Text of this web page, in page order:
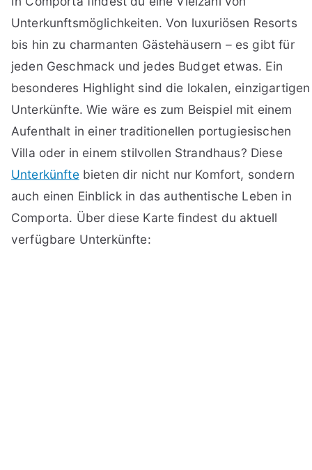
Unterkunftsmöglichkeiten. Von luxuriösen Resorts
bis hin zu charmanten Gästehäusern – es gibt für
jeden Geschmack und jedes Budget etwas. Ein
besonderes Highlight sind die lokalen, einzigartigen
Unterkünfte. Wie wäre es zum Beispiel mit einem
Aufenthalt in einer traditionellen portugiesischen
Villa oder in einem stilvollen Strandhaus? Diese
Unterkünftebieten dir nicht nur Komfort, sondern
auch einen Einblick in das authentische Leben in
Comporta. Über diese Karte findest du aktuell
verfügbare Unterkünfte: